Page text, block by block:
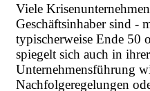
Viele
Geschäftsinhaber sind -
typischerweise Ende 50
spiegelt sich auch in
Unternehmensführung
Nachfolgeregelungen